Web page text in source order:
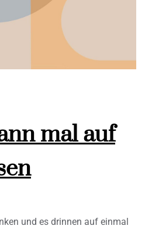
mal auf
und es drinnen auf einmal